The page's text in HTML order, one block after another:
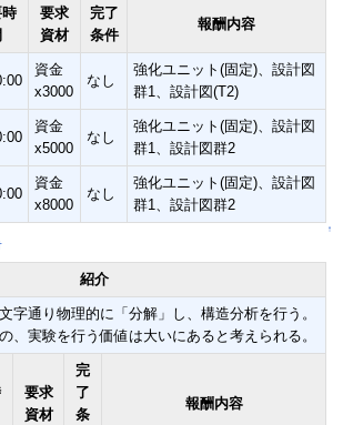
要求
資材
完了
条件
報酬内容
資金
x3000
なし
強化ユニット(固定)、設計図
群1、設計図(T2)
資金
x5000
なし
強化ユニット(固定)、設計図
群1、設計図群2
資金
x8000
なし
強化ユニット(固定)、設計図
群1、設計図群2
↑
紹介
字通り物理的に「分解」し、構造分析を行う。
、実験を行う価値は大いにあると考えられる。
要求
資材
完
了
条
報酬内容